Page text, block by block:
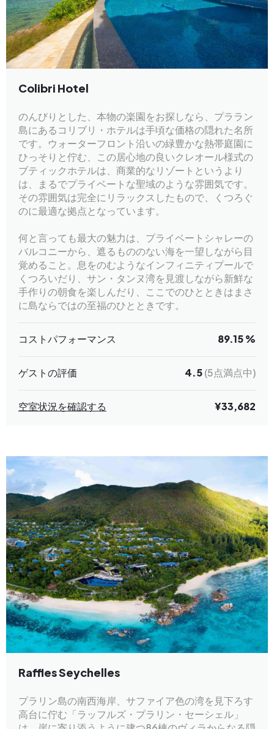
Colibri Hotel
のんびりとした、本物の楽園をお探しなら、プララン
島にあるコリブリ・ホテルは手頃な価格の隠れた名所
です。ウォーターフロント沿いの緑豊かな熱帯庭園に
ひっそりと佇む、この居心地の良いクレオール様式の
ブティックホテルは、商業的なリゾートというより
は、まるでプライベートな聖域のような雰囲気です。
その雰囲気は完全にリラックスしたもので、くつろぐ
のに最適な拠点となっています。
何と言っても最大の魅力は、プライベートシャレーの
バルコニーから、遮るもののない海を一望しながら目
覚めること。息をのむようなインフィニティプールで
くつろいだり、サン・タンヌ湾を見渡しながら新鮮な
手作りの朝食を楽しんだり、ここでのひとときはまさ
に島ならではの至福のひとときです。
コストパフォーマンス 89.15 %
ゲストの評価 4.5(5点満点中)
空室状況を確認する ¥33,682
Raffles Seychelles
プラリン島の南西海岸、サファイア色の湾を見下ろす
高台に佇む「ラッフルズ・プラリン・セーシェル」